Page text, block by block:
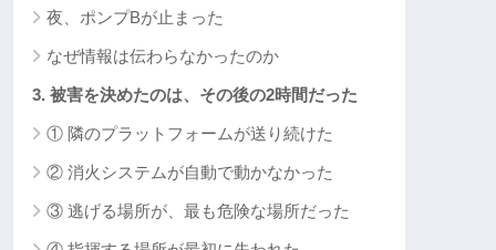
夜、ポンプBが止まった
なぜ情報は伝わらなかったのか
3. 被害を決めたのは、その後の2時間だった
① 隣のプラットフォームが送り続けた
② 消火システムが自動で動かなかった
③ 逃げる場所が、最も危険な場所だった